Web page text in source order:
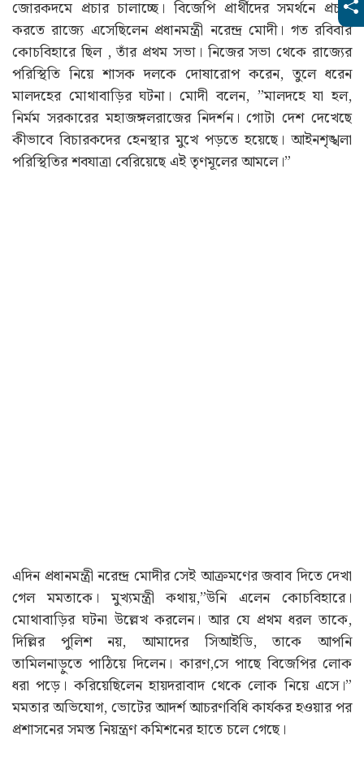
জোরকদমে প্রচার চালাচ্ছে। বিজেপি প্রার্থীদের সমর্থনে প্রচার
করতে রাজ্যে এসেছিলেন প্রধানমন্ত্রী নরেন্দ্র মোদী। গত রবিবার
কোচবিহারে ছিল , তাঁর প্রথম সভা। নিজের সভা থেকে রাজ্যের
পরিস্থিতি নিয়ে শাসক দলকে দোষারোপ করেন, তুলে ধরেন
মালদহের মোথাবাড়ির ঘটনা। মোদী বলেন, ”মালদহে যা হল,
নির্মম সরকারের মহাজঙ্গলরাজের নিদর্শন। গোটা দেশ দেখেছে
কীভাবে বিচারকদের হেনস্থার মুখে পড়তে হয়েছে। আইনশৃঙ্খলা
পরিস্থিতির শবযাত্রা বেরিয়েছে এই তৃণমূলের আমলে।”
এদিন প্রধানমন্ত্রী নরেন্দ্র মোদীর সেই আক্রমণের জবাব দিতে দেখা
গেল মমতাকে। মুখ্যমন্ত্রী কথায়,”উনি এলেন কোচবিহারে।
মোথাবাড়ির ঘটনা উল্লেখ করলেন। আর যে প্রথম ধরল তাকে,
দিল্লির পুলিশ নয়, আমাদের সিআইডি, তাকে আপনি
তামিলনাড়ুতে পাঠিয়ে দিলেন। কারণ,সে পাছে বিজেপির লোক
ধরা পড়ে। করিয়েছিলেন হায়দরাবাদ থেকে লোক নিয়ে এসে।”
মমতার অভিযোগ, ভোটের আদর্শ আচরণবিধি কার্যকর হওয়ার পর
প্রশাসনের সমস্ত নিয়ন্ত্রণ কমিশনের হাতে চলে গেছে।